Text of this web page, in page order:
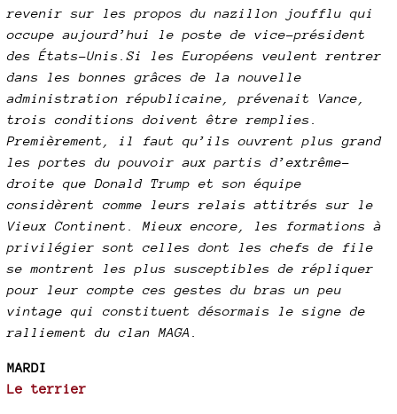
revenir sur les propos du nazillon joufflu qui
occupe aujourd’hui le poste de vice-président
des États-Unis.Si les Européens veulent rentrer
dans les bonnes grâces de la nouvelle
administration républicaine, prévenait Vance,
trois conditions doivent être remplies.
Premièrement, il faut qu’ils ouvrent plus grand
les portes du pouvoir aux partis d’extrême-
droite que Donald Trump et son équipe
considèrent comme leurs relais attitrés sur le
Vieux Continent. Mieux encore, les formations à
privilégier sont celles dont les chefs de file
se montrent les plus susceptibles de répliquer
pour leur compte ces gestes du bras un peu
vintage qui constituent désormais le signe de
ralliement du clan MAGA.
MARDI
Le terrier